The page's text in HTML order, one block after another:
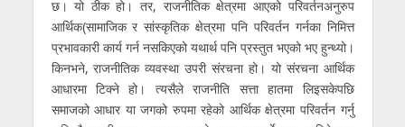
छ। यो ठीक हो। तर, राजनीतिक क्षेत्रमा आएको परिवर्तनअनुरुप
आर्थिक(सामाजिक र सांस्कृतिक क्षेत्रमा पनि परिवर्तन गर्नका निमित्त
प्रभावकारी कार्य गर्न नसकिएको यथार्थ पनि प्रस्तुत भएको भए हुन्थ्यो।
किनभने, राजनीतिक व्यवस्था उपरी संरचना हो। यो संरचना आर्थिक
आधारमा टिक्ने हो। त्यसैले राजनीति सत्ता हातमा लिइसकेपछि
समाजको आधार या जगको रुपमा रहेको आर्थिक क्षेत्रमा परिवर्तन गर्नु